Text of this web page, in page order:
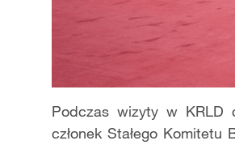
Podczas wizyty w KRLD
członek Stałego